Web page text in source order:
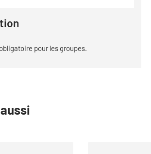
pour les groupes.